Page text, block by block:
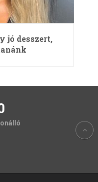
jó desszert,